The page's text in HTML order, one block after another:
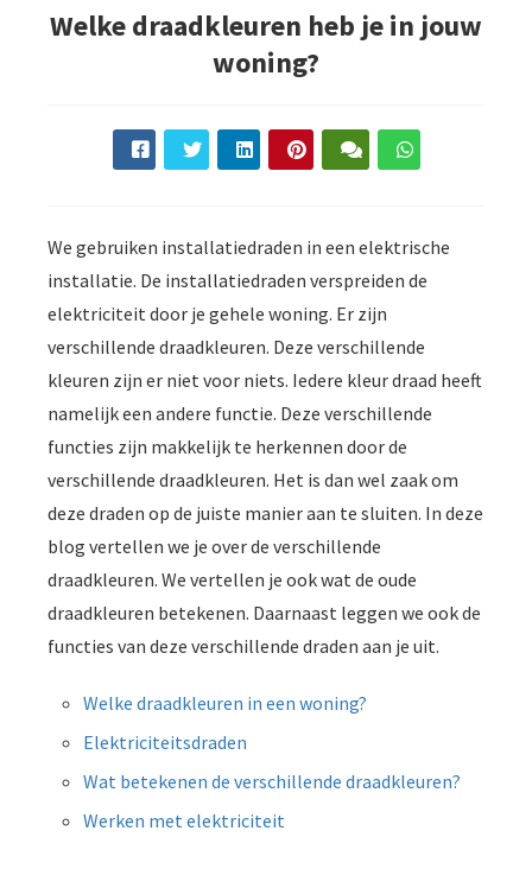
Welke draadkleuren heb je in jouw
woning?
We gebruiken installatiedraden in een elektrische
installatie. De installatiedraden verspreiden de
elektriciteit door je gehele woning. Er zijn
verschillende draadkleuren. Deze verschillende
kleuren zijn er niet voor niets. Iedere kleur draad heeft
namelijk een andere functie. Deze verschillende
functies zijn makkelijk te herkennen door de
verschillende draadkleuren. Het is dan wel zaak om
deze draden op de juiste manier aan te sluiten. In deze
blog vertellen we je over de verschillende
draadkleuren. We vertellen je ook wat de oude
draadkleuren betekenen. Daarnaast leggen we ook de
functies van deze verschillende draden aan je uit.
Welke draadkleuren in een woning?
Elektriciteitsdraden
Wat betekenen de verschillende draadkleuren?
Werken met elektriciteit